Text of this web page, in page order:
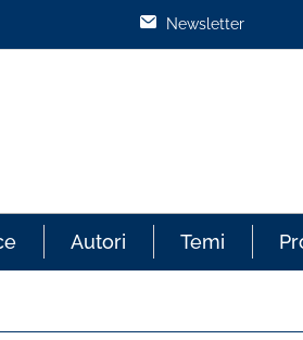
Newsletter
Autori Temi